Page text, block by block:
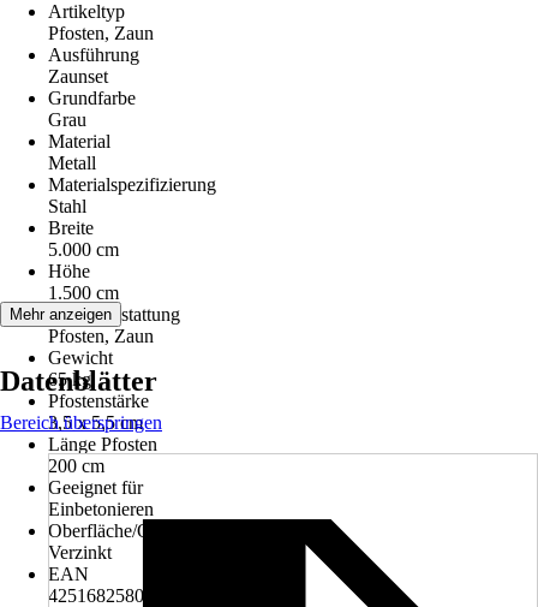
Artikeltyp
Pfosten, Zaun
Ausführung
Zaunset
Grundfarbe
Grau
Material
Metall
Materialspezifizierung
Stahl
Breite
5.000 cm
Höhe
1.500 cm
Serienausstattung
Pfosten, Zaun
Gewicht
65 kg
Pfostenstärke
3,5 x 5,5 cm
Länge Pfosten
200 cm
Geeignet für
Einbetonieren
Oberfläche/Oberflächenbehandlung
Verzinkt
EAN
4251682580304
Mehr anzeigen
Datenblätter
Bereich überspringen